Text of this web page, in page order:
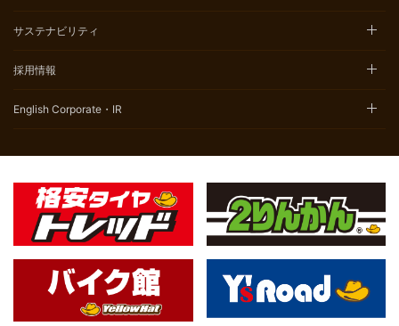
サステナビリティ
採用情報
English Corporate・IR